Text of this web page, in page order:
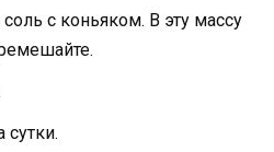
с коньяком. В эту массу
сутки.